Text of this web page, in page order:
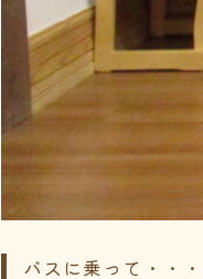
バスに乗って・・